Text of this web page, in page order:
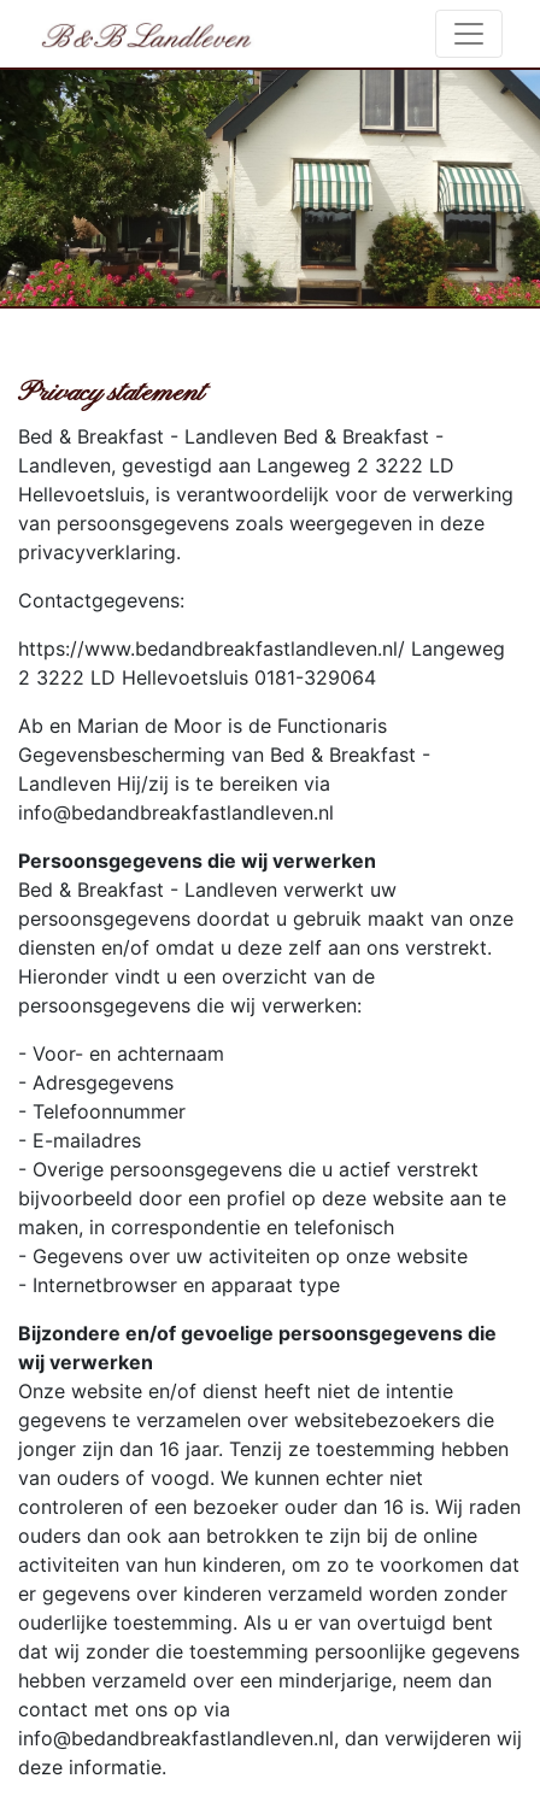
Privacy statement
Bed & Breakfast - Landleven Bed & Breakfast -
Landleven, gevestigd aan Langeweg 2 3222 LD
Hellevoetsluis, is verantwoordelijk voor de verwerking
van persoonsgegevens zoals weergegeven in deze
privacyverklaring.
Contactgegevens:
https://www.bedandbreakfastlandleven.nl/ Langeweg
2 3222 LD Hellevoetsluis 0181-329064
Ab en Marian de Moor is de Functionaris
Gegevensbescherming van Bed & Breakfast -
Landleven Hij/zij is te bereiken via
info@bedandbreakfastlandleven.nl
Persoonsgegevens die wij verwerken
Bed & Breakfast - Landleven verwerkt uw
persoonsgegevens doordat u gebruik maakt van onze
diensten en/of omdat u deze zelf aan ons verstrekt.
Hieronder vindt u een overzicht van de
persoonsgegevens die wij verwerken:
- Voor- en achternaam
- Adresgegevens
- Telefoonnummer
- E-mailadres
- Overige persoonsgegevens die u actief verstrekt
bijvoorbeeld door een profiel op deze website aan te
maken, in correspondentie en telefonisch
- Gegevens over uw activiteiten op onze website
- Internetbrowser en apparaat type
Bijzondere en/of gevoelige persoonsgegevens die
wij verwerken
Onze website en/of dienst heeft niet de intentie
gegevens te verzamelen over websitebezoekers die
jonger zijn dan 16 jaar. Tenzij ze toestemming hebben
van ouders of voogd. We kunnen echter niet
controleren of een bezoeker ouder dan 16 is. Wij raden
ouders dan ook aan betrokken te zijn bij de online
activiteiten van hun kinderen, om zo te voorkomen dat
er gegevens over kinderen verzameld worden zonder
ouderlijke toestemming. Als u er van overtuigd bent
dat wij zonder die toestemming persoonlijke gegevens
hebben verzameld over een minderjarige, neem dan
contact met ons op via
info@bedandbreakfastlandleven.nl, dan verwijderen wij
deze informatie.